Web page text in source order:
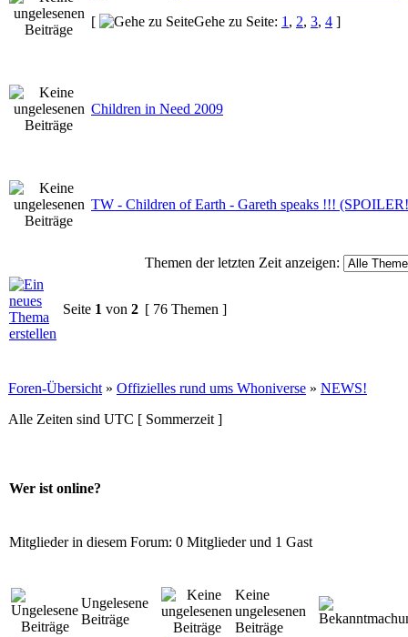
[
Gehe zu Seite: 1 , 2, 3, 4 ]
Children in Need 2009
TW - Children of Earth - Gareth speaks !!!
Themen der letzten Zeit anzeigen:
Seite 1 von 2 [ 76 Themen ]
Foren-Übersicht » Offizielles rund ums Whoniverse » NEWS!
Alle Zeiten sind UTC [ Sommerzeit ]
Wer ist online?
Mitglieder in diesem Forum: 0 Mitglieder und 1 Gast
Ungelesene
Beiträge
Keine
ungelesenen
Beiträge